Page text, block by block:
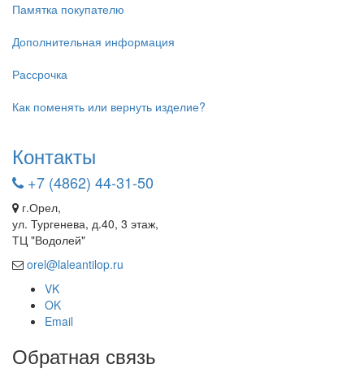
Памятка покупателю
Дополнительная информация
Рассрочка
Как поменять или вернуть изделие?
Контакты
+7 (4862) 44-31-50
г.Орел,
ул. Тургенева, д.40, 3 этаж,
ТЦ "Водолей"
orel@laleantilop.ru
VK
OK
Email
Обратная связь